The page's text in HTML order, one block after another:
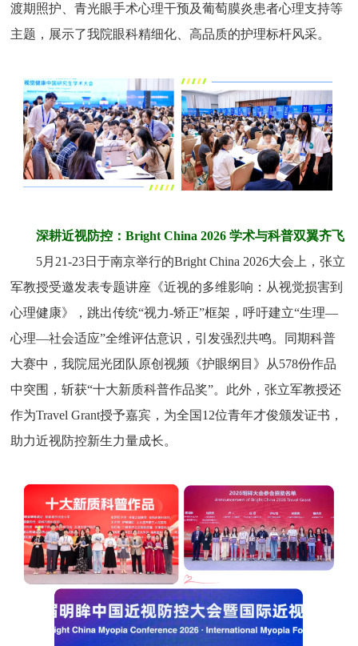
渡期照护、青光眼手术心理干预及葡萄膜炎患者心理支持等
主题，展示了我院眼科精细化、高品质的护理标杆风采。
深耕近视防控：Bright China 2026 学术与科普双翼齐飞
5月21-23日于南京举行的Bright China 2026大会上，张立
军教授受邀发表专题讲座《近视的多维影响：从视觉损害到
心理健康》，跳出传统“视力-矫正”框架，呼吁建立“生理—
心理—社会适应”全维评估意识，引发强烈共鸣。同期科普
大赛中，我院屈光团队原创视频《护眼纲目》从578份作品
中突围，斩获“十大新质科普作品奖”。此外，张立军教授还
作为Travel Grant授予嘉宾，为全国12位青年才俊颁发证书，
助力近视防控新生力量成长。